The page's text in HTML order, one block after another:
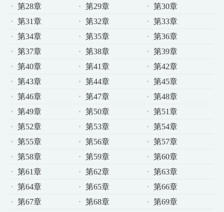
第28章
第29章
第30章
第31章
第32章
第33章
第34章
第35章
第36章
第37章
第38章
第39章
第40章
第41章
第42章
第43章
第44章
第45章
第46章
第47章
第48章
第49章
第50章
第51章
第52章
第53章
第54章
第55章
第56章
第57章
第58章
第59章
第60章
第61章
第62章
第63章
第64章
第65章
第66章
第67章
第68章 第69章